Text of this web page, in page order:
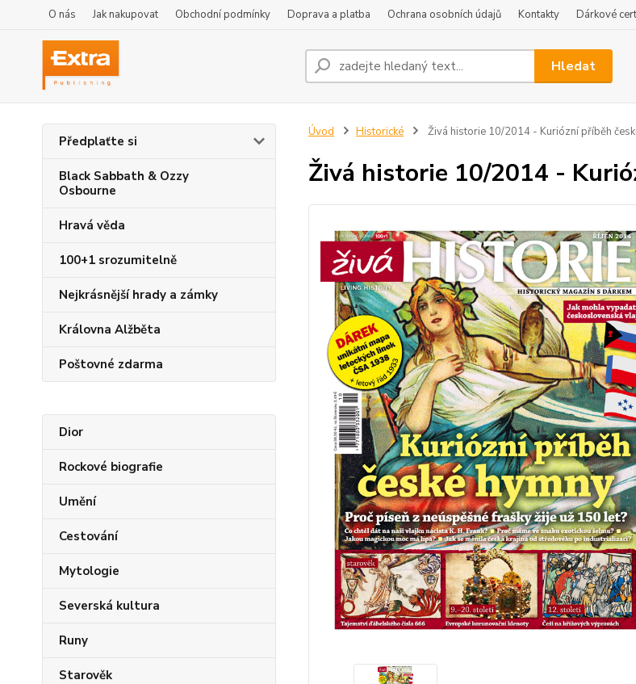
O nás Jak nakupovat Obchodní podmínky Doprava a platba Ochrana osobních údajů Kontakty Dárkové
Hledat
Předplaťte si
Black Sabbath & Ozzy
Osbourne
Hravá věda
100+1 srozumitelně
Nejkrásnější hrady a zámky
Královna Alžběta
Poštovné zdarma
Dior
Rockové biografie
Umění
Cestování
Mytologie
Severská kultura
Runy
Starověk
Úvod Historické Živá historie 10/2014 - Kuriózní příběh
Živá historie 10/2014 -